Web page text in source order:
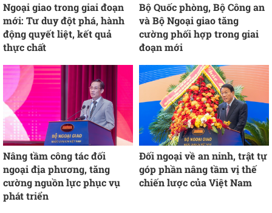
Ngoại giao trong giai đoạn
mới: Tư duy đột phá, hành
động quyết liệt, kết quả
thực chất
Bộ Quốc phòng, Bộ Công an
và Bộ Ngoại giao tăng
cường phối hợp trong giai
đoạn mới
Nâng tầm công tác đối
ngoại địa phương, tăng
cường nguồn lực phục vụ
phát triển
Đối ngoại về an ninh, trật tự
góp phần nâng tầm vị thế
chiến lược của Việt Nam